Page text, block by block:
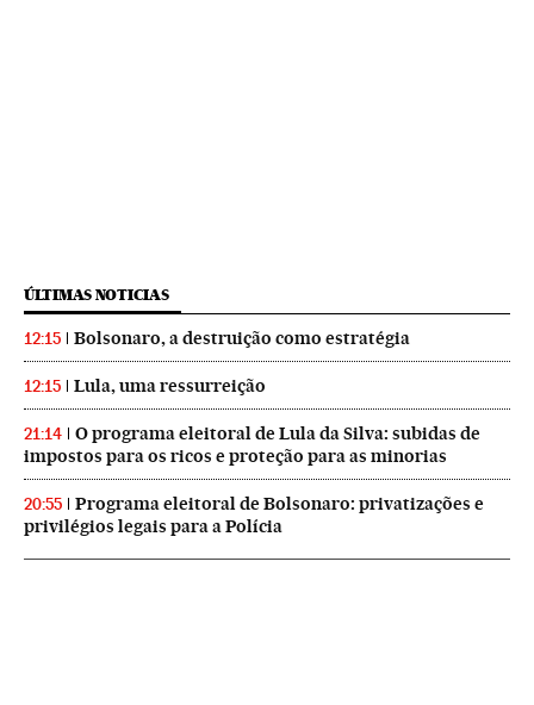
ÚLTIMAS NOTICIAS
12:15 Bolsonaro, a destruição como estratégia
12:15 Lula, uma ressurreição
21:14
O programa eleitoral de Lula da Silva: subidas de
impostos para os ricos e proteção para as minorias
20:55
Programa eleitoral de Bolsonaro: privatizações e
privilégios legais para a Polícia